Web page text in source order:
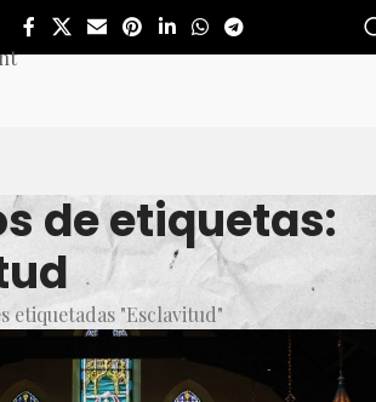
de etiquetas:
etiquetadas "Esclavitud"